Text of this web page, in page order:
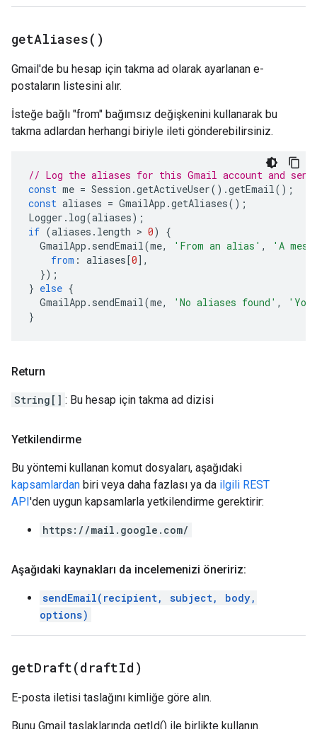
getAliases( )
Gmail'de bu hesap için takma ad olarak ayarlanan e-
postaların listesini alır.
İsteğe bağlı "from" bağımsız değişkenini kullanarak bu
takma adlardan herhangi biriyle ileti gönderebilirsiniz.
// Log the aliases for this Gmail account and
const me = Session .getActiveUser().getEmail();
const aliases = GmailApp .getAliases();
Logger . log(aliases);
if (aliases . length > 0)
{
GmailApp . sendEmail(me, 'From an alias' ,
'A
from : aliases[0],
});
} else {
GmailApp . sendEmail(me, 'No aliases found' ,
}
Return
String[] : Bu hesap için takma ad dizisi
Yetkilendirme
Bu yöntemi kullanan komut dosyaları, aşağıdaki
kapsamlardan biri veya daha fazlası ya da ilgili REST
API'den uygun kapsamlarla yetkilendirme gerektirir:
https://mail.google.com/
Aşağıdaki kaynakları da incelemenizi öneririz:
sendEmail(recipient, subject, body,
options)
getDraft(draftId)
E-posta iletisi taslağını kimliğe göre alın.
Bunu Gmail taslaklarında getId() ile birlikte kullanın.